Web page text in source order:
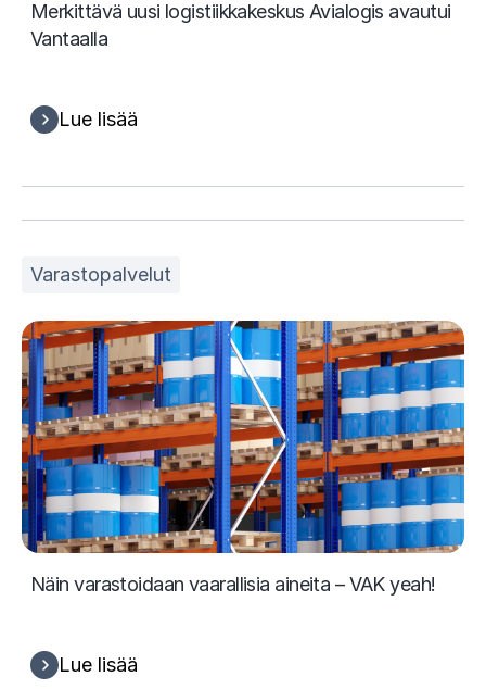
Merkittävä uusi logistiikkakeskus Avialogis avautui
Vantaalla
Lue lisää
Varastopalvelut
Näin varastoidaan vaarallisia aineita – VAK yeah!
Lue lisää